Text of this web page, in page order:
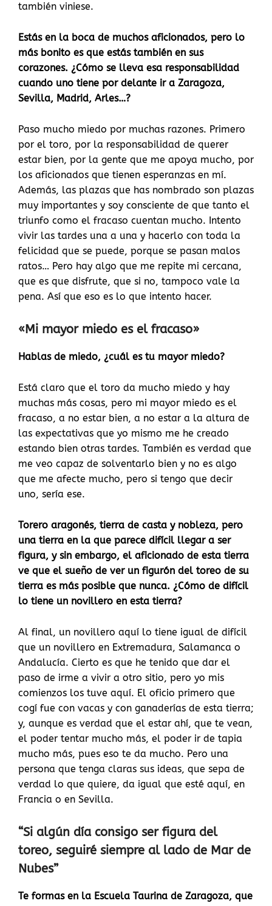
también viniese.
Estás en la boca de muchos aficionados, pero lo
más bonito es que estás también en sus
corazones. ¿Cómo se lleva esa responsabilidad
cuando uno tiene por delante ir a Zaragoza,
Sevilla, Madrid, Arles…?
Paso mucho miedo por muchas razones. Primero
por el toro, por la responsabilidad de querer
estar bien, por la gente que me apoya mucho, por
los aficionados que tienen esperanzas en mí.
Además, las plazas que has nombrado son plazas
muy importantes y soy consciente de que tanto el
triunfo como el fracaso cuentan mucho. Intento
vivir las tardes una a una y hacerlo con toda la
felicidad que se puede, porque se pasan malos
ratos… Pero hay algo que me repite mi cercana,
que es que disfrute, que si no, tampoco vale la
pena. Así que eso es lo que intento hacer.
«Mi mayor miedo es el fracaso»
Hablas de miedo, ¿cuál es tu mayor miedo?
Está claro que el toro da mucho miedo y hay
muchas más cosas, pero mi mayor miedo es el
fracaso, a no estar bien, a no estar a la altura de
las expectativas que yo mismo me he creado
estando bien otras tardes. También es verdad que
me veo capaz de solventarlo bien y no es algo
que me afecte mucho, pero si tengo que decir
uno, sería ese.
Torero aragonés, tierra de casta y nobleza, pero
una tierra en la que parece difícil llegar a ser
figura, y sin embargo, el aficionado de esta tierra
ve que el sueño de ver un figurón del toreo de su
tierra es más posible que nunca. ¿Cómo de difícil
lo tiene un novillero en esta tierra?
Al final, un novillero aquí lo tiene igual de difícil
que un novillero en Extremadura, Salamanca o
Andalucía. Cierto es que he tenido que dar el
paso de irme a vivir a otro sitio, pero yo mis
comienzos los tuve aquí. El oficio primero que
cogí fue con vacas y con ganaderías de esta tierra;
y, aunque es verdad que el estar ahí, que te vean,
el poder tentar mucho más, el poder ir de tapia
mucho más, pues eso te da mucho. Pero una
persona que tenga claras sus ideas, que sepa de
verdad lo que quiere, da igual que esté aquí, en
Francia o en Sevilla.
“Si algún día consigo ser figura del
toreo, seguiré siempre al lado de Mar de
Nubes”
Te formas en la Escuela Taurina de Zaragoza, que